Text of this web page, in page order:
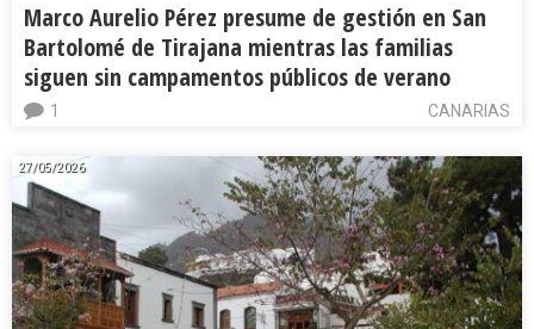
Marco Aurelio Pérez presume de gestión en San
Bartolomé de Tirajana mientras las familias
siguen sin campamentos públicos de verano
CANARIAS
1
27/05/2026